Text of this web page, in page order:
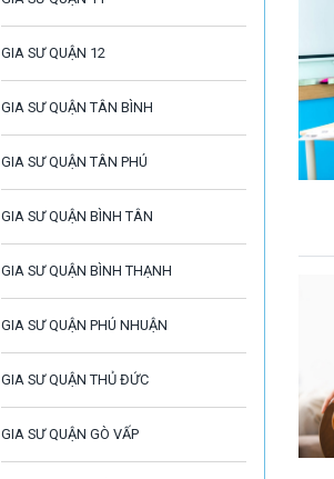
GIA SƯ QUẬN 12
GIA SƯ QUẬN TÂN BÌNH
GIA SƯ QUẬN TÂN PHÚ
GIA SƯ QUẬN BÌNH TÂN
GIA SƯ QUẬN BÌNH THẠNH
GIA SƯ QUẬN PHÚ NHUẬN
GIA SƯ QUẬN THỦ ĐỨC
GIA SƯ QUẬN GÒ VẤP